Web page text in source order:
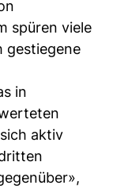
spüren viele
gestiegene
in
aktiv